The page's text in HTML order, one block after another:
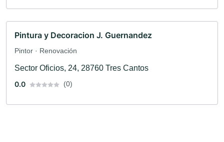
Pintura y Decoracion J. Guernandez
Pintor · Renovación
Sector Oficios, 24, 28760 Tres Cantos
0.0
(0)